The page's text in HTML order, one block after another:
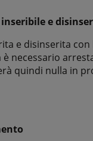
e
e disinserita
necessario
quindi nulla in